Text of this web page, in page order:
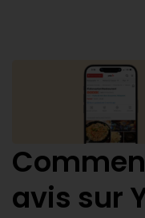
avis sur